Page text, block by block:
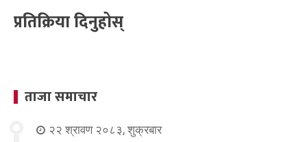
प्रतिक्रिया दिनुहोस्
ताजा समाचार
२२ श्रावण २०८३, शुक्रबार